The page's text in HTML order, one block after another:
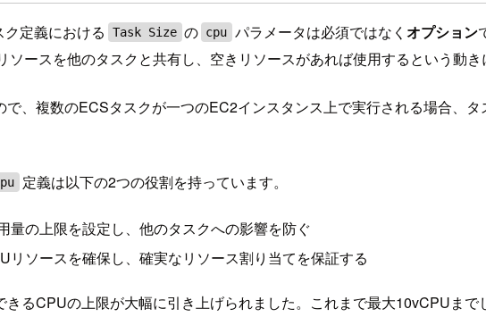
定義における Task Size の cpu パラメータは必須ではなく オプション
ースを他のタスクと共有し、空きリソースがあれば使用するという動
、複数のECSタスクが一つのEC2インスタンス上で実行される場合、
定義は以下の2つの役割を持っています。
量の上限を設定し、他のタスクへの影響を防ぐ
リソースを確保し、確実なリソース割り当てを保証する
るCPUの上限が大幅に引き上げられました。これまで最大10vCPUま